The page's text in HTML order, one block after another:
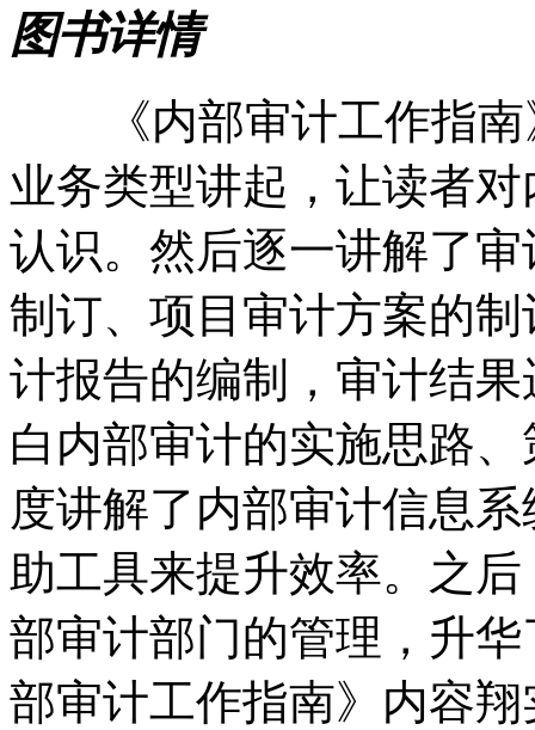
图书详情
《内部审计工作指南
业务类型讲起，让读者
认识。然后逐一讲解了
制订、项目审计方案的
计报告的编制，审计结
白内部审计的实施思路
度讲解了内部审计信息
助工具来提升效率。之
部审计部门的管理，升
部审计工作指南》内容